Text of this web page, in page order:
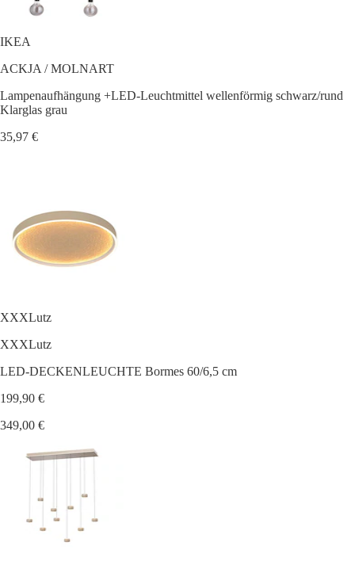
IKEA
ACKJA / MOLNART
Lampenaufhängung +LED-Leuchtmittel wellenförmig schwarz/rund
Klarglas grau
35,97 €
XXXLutz
XXXLutz
LED-DECKENLEUCHTE Bormes 60/6,5 cm
199,90 €
349,00 €